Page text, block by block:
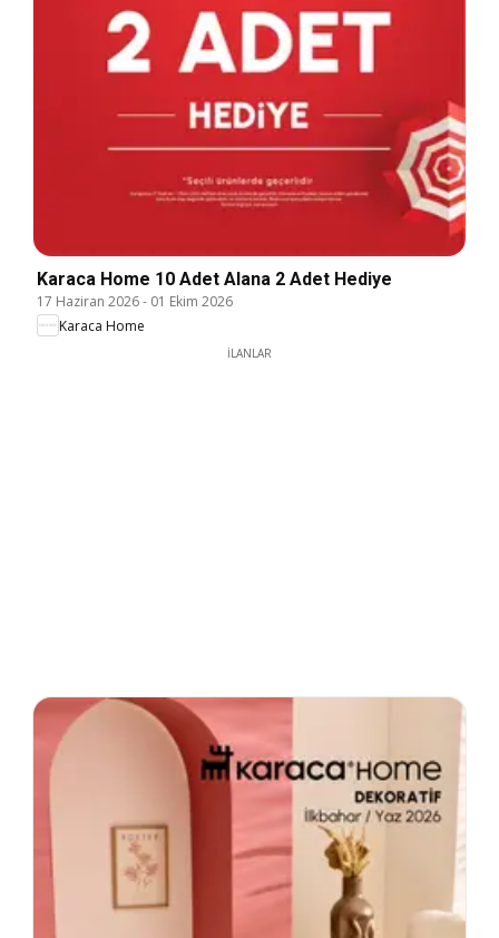
Karaca Home 10 Adet Alana 2 Adet Hediye
17 Haziran 2026- 01 Ekim 2026
Karaca Home
İLANLAR